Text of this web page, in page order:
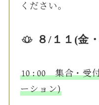
ください。
８/１１(金
10 : 00 集合・受
ーション)